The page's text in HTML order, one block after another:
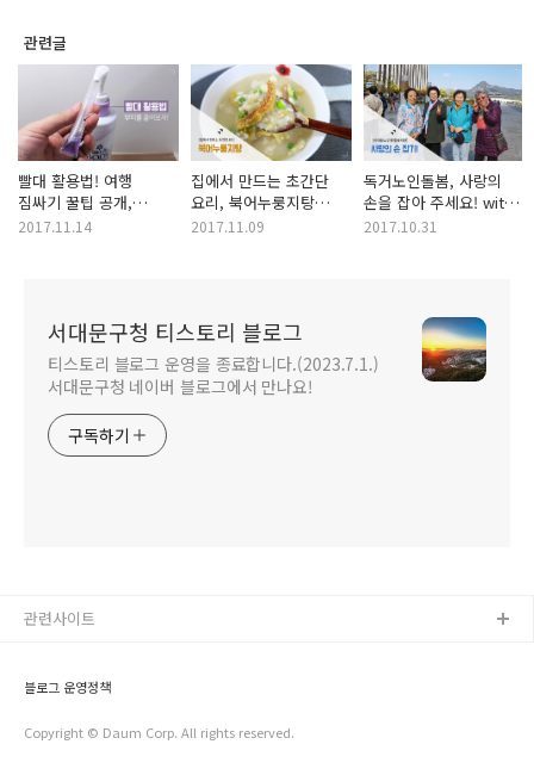
관련글
빨대 활용법! 여행
짐싸기 꿀팁 공개,
부피가 확 줄어요!
2017.11.14
집에서 만드는 초간단
요리, 북어누룽지탕
레시피!
2017.11.09
독거노인돌봄, 사랑의
손을 잡아 주세요! with
서대문노인종합복지관
2017.10.31
서대문구청 티스토리 블로그
티스토리 블로그 운영을 종료합니다.(2023.7.1.)
서대문구청 네이버 블로그에서 만나요!
구독하기
블로그 운영정책
Copyright © Daum Corp. All rights reserved.
관련사이트